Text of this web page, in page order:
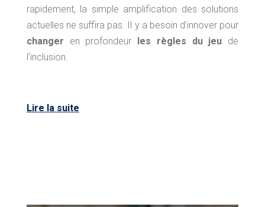
rapidement, la simple amplification des solutions
actuelles ne suffira pas. Il y a besoin d’innover pour
changer en profondeur les règles du jeu de
l’inclusion.
Lire la suite